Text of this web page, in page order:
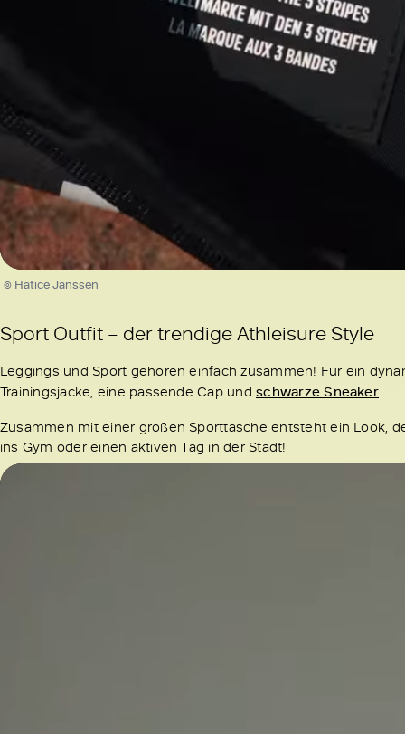
Unmute
© Hatice Janssen
Sport Outfit – der trendige Athleisure Style
Leggings und Sport gehören einfach zusammen! Für ein
Trainingsjacke, eine passende Cap undschwarze Sneaker.
Zusammen mit einer großen Sporttasche entsteht ein Look,
ins Gym oder einen aktiven Tag in der Stadt!